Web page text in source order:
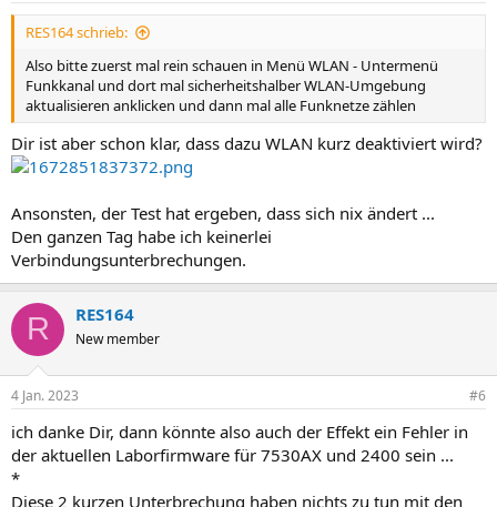
RES164 schrieb:
Also bitte zuerst mal rein schauen in Menü WLAN - Untermenü
Funkkanal und dort mal sicherheitshalber WLAN-Umgebung
aktualisieren anklicken und dann mal alle Funknetze zählen
Dir ist aber schon klar, dass dazu WLAN kurz deaktiviert wird?
Ansonsten, der Test hat ergeben, dass sich nix ändert ...
Den ganzen Tag habe ich keinerlei
Verbindungsunterbrechungen.
R RES164
New member
4 Jan. 2023 #6
ich danke Dir, dann könnte also auch der Effekt ein Fehler in
der aktuellen Laborfirmware für 7530AX und 2400 sein ...
*
Diese 2 kurzen Unterbrechung haben nichts zu tun mit den